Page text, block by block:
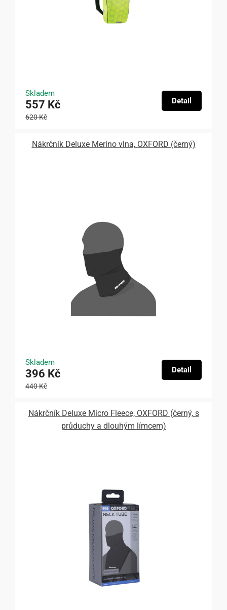
Skladem
557 Kč
620 Kč
Detail
Nákrčník Deluxe Merino vlna, OXFORD (černý)
Skladem
396 Kč
440 Kč
Detail
Nákrčník Deluxe Micro Fleece, OXFORD (černý, s
průduchy a dlouhým límcem)